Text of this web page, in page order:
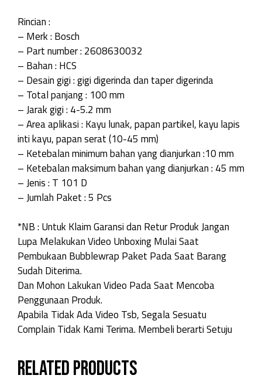
Rincian :
– Merk : Bosch
– Part number : 2608630032
– Bahan : HCS
– Desain gigi : gigi digerinda dan taper digerinda
– Total panjang : 100 mm
– Jarak gigi : 4-5.2 mm
– Area aplikasi : Kayu lunak, papan partikel, kayu lapis
inti kayu, papan serat (10-45 mm)
– Ketebalan minimum bahan yang dianjurkan :10 mm
– Ketebalan maksimum bahan yang dianjurkan : 45 mm
– Jenis : T 101 D
– Jumlah Paket : 5 Pcs
*NB : Untuk Klaim Garansi dan Retur Produk Jangan
Lupa Melakukan Video Unboxing Mulai Saat
Pembukaan Bubblewrap Paket Pada Saat Barang
Sudah Diterima.
Dan Mohon Lakukan Video Pada Saat Mencoba
Penggunaan Produk.
Apabila Tidak Ada Video Tsb, Segala Sesuatu
Complain Tidak Kami Terima. Membeli berarti Setuju
Related products